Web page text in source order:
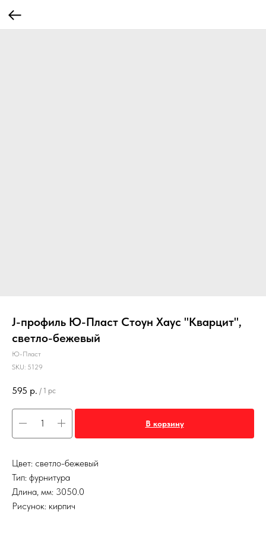
J-профиль Ю-Пласт Стоун Хаус "Кварцит",
светло-бежевый
Ю-Пласт
SKU: 5129
595 р. / 1 pc
В корзину
Цвет: светло-бежевый
Тип: фурнитура
Длина, мм: 3050.0
Рисунок: кирпич